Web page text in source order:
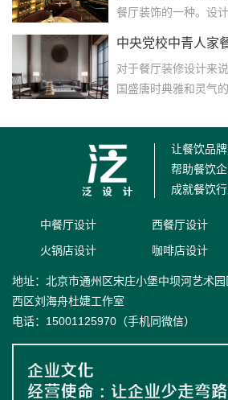
餐厅装饰的一种。设
空间。水磨石地板
对于餐厅装修设计来
国盛唐时典雅和灵气
人心醉，使人深深
让餐饮品
帮助餐饮
成就餐饮
中餐厅设计 西餐厅设计
火锅店设计
咖啡店设计
地址：北京市通州区宋庄小堡中坝河艺术园
西区刘海舟杜婕工作室
电话：15001125970（手机同微信）